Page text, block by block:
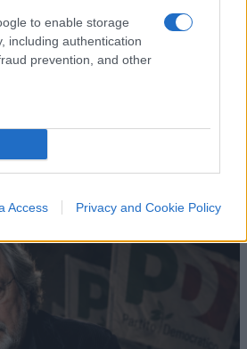
to enable storage
including authentication
prevention, and other
Access Privacy and Cookie Policy
la sinistra lo
era un
gradita al potere